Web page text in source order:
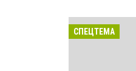
СПЕЦТЕМА